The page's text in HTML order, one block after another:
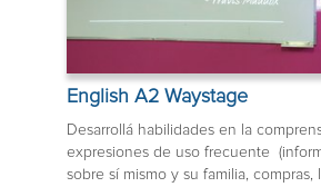
English A2 Waystage
Desarrollá habilidades en la
expresiones de uso frecuente
sobre sí mismo y su familia, compras,